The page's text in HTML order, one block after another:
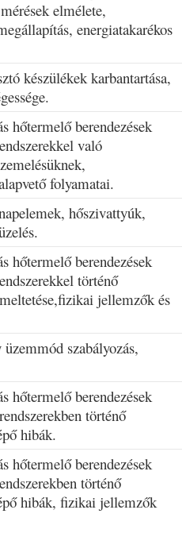
elmélete,
energiatakarékos
készülékek karbantartása,
hőtermelő berendezések
való
folyamatai.
hőszivattyúk,
hőtermelő berendezések
történő
jellemzők és
szabályozás,
hőtermelő berendezések
történő
hibák.
hőtermelő berendezések
történő
hibák, fizikai jellemzők